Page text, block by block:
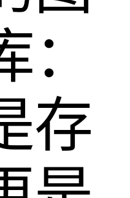
存